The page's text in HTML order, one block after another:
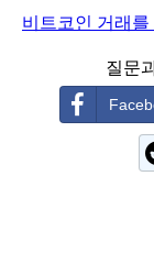
비트코인 거래
질문